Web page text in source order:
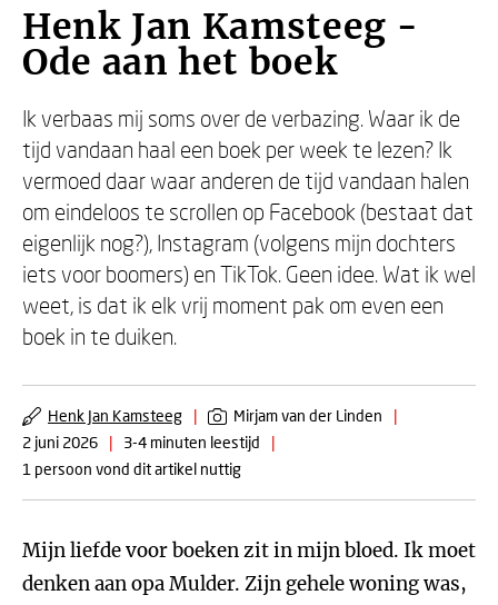
Henk Jan Kamsteeg -
Ode aan het boek
Ik verbaas mij soms over de verbazing. Waar ik de
tijd vandaan haal een boek per week te lezen? Ik
vermoed daar waar anderen de tijd vandaan halen
om eindeloos te scrollen op Facebook (bestaat dat
eigenlijk nog?), Instagram (volgens mijn dochters
iets voor boomers) en TikTok. Geen idee. Wat ik wel
weet, is dat ik elk vrij moment pak om even een
boek in te duiken.
Henk Jan Kamsteeg | Mirjam van der Linden
|
2 juni 2026
| 3-4 minuten leestijd
|
1 persoon vond dit artikel nuttig
Mijn liefde voor boeken zit in mijn bloed. Ik moet
denken aan opa Mulder. Zijn gehele woning was,